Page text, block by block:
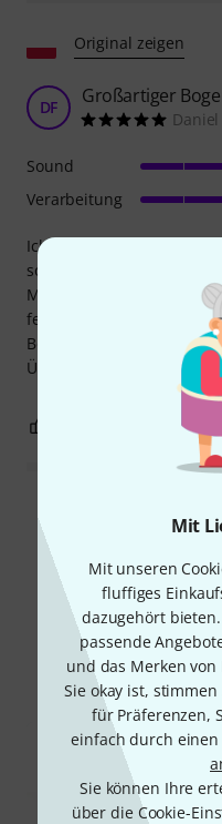
Mit
Mit unseren
fluffiges
dazugehört
passende
und das Merken
Sie okay ist,
für Präferenzen,
einfach durch einen
Sie können Ihre
über die Cookie-
Original zeigen
DF Großartiger
Ich spiele Geige und
sofort gespürt. Der
Meine Lehrerin meinte, er
federnd. Er mag zwar
Bogens besitzen, aber er
Übungseinheiten
Sound
Verarbeitung
Alle
Alle